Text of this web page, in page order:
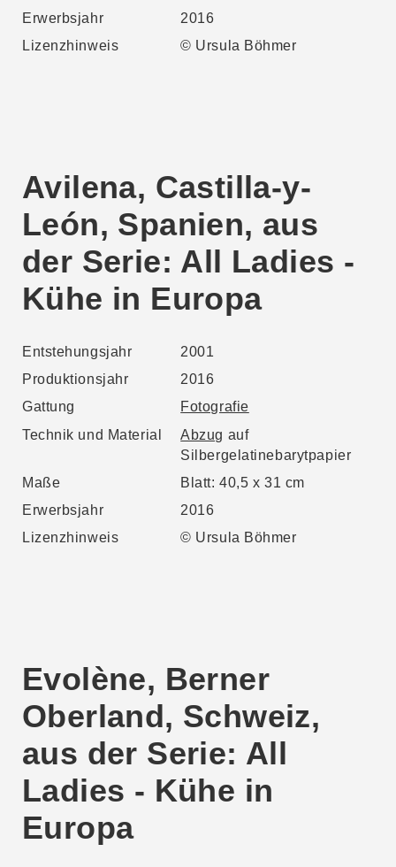
Erwerbsjahr
2016
Lizenzhinweis
© Ursula Böhmer
Avilena, Castilla-y-
León, Spanien, aus
der Serie: All Ladies -
Kühe in Europa
Entstehungsjahr
2001
Produktionsjahr
2016
Gattung
Fotografie
Technik und Material
Abzug auf
Silbergelatinebarytpapier
Maße
Blatt: 40,5 x 31 cm
Erwerbsjahr
2016
Lizenzhinweis
© Ursula Böhmer
Evolène, Berner
Oberland, Schweiz,
aus der Serie: All
Ladies - Kühe in
Europa